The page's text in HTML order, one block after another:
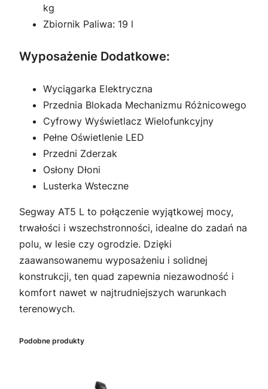
kg
Zbiornik Paliwa: 19 l
Wyposażenie Dodatkowe:
Wyciągarka Elektryczna
Przednia Blokada Mechanizmu Różnicowego
Cyfrowy Wyświetlacz Wielofunkcyjny
Pełne Oświetlenie LED
Przedni Zderzak
Osłony Dłoni
Lusterka Wsteczne
Segway AT5 L to połączenie wyjątkowej mocy,
trwałości i wszechstronności, idealne do zadań na
polu, w lesie czy ogrodzie. Dzięki
zaawansowanemu wyposażeniu i solidnej
konstrukcji, ten quad zapewnia niezawodność i
komfort nawet w najtrudniejszych warunkach
terenowych.
Podobne produkty